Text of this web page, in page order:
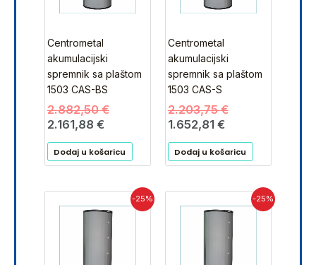
Centrometal
akumulacijski
spremnik sa plaštom
1503 CAS-BS
2.882,50€
2.161,88 €
Dodaj u košaricu
Centrometal
akumulacijski
spremnik sa plaštom
1503 CAS-S
2.203,75€
1.652,81 €
Dodaj u košaricu
-25%
Izvorna
cijena
bila
je:
2.118,75 €.
Trenutna
cijena
je:
1.589,06 €.
-25%
Izvorna
cijena
bila
je:
3.020,00 €.
Trenutna
cijena
je:
2.265,00 €.